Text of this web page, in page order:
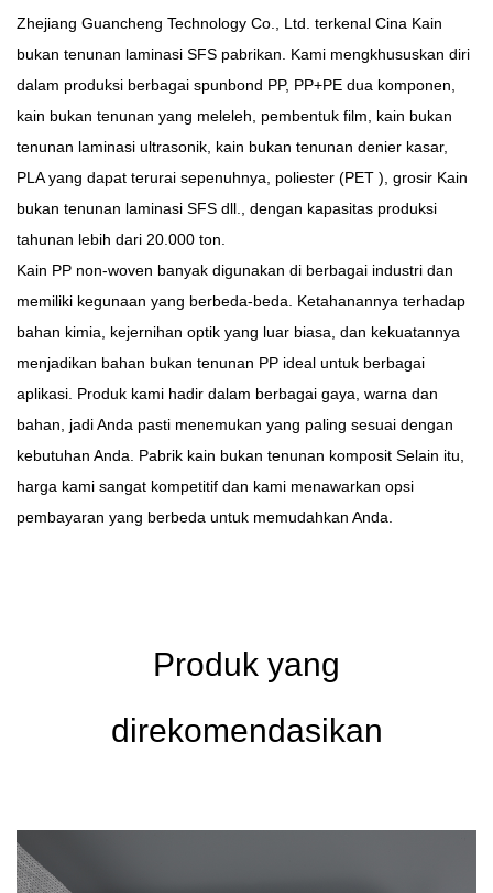
Zhejiang Guancheng Technology Co., Ltd. terkenal Cina Kain
bukan tenunan laminasi SFS pabrikan. Kami mengkhususkan diri
dalam produksi berbagai spunbond PP, PP+PE dua komponen,
kain bukan tenunan yang meleleh, pembentuk film, kain bukan
tenunan laminasi ultrasonik, kain bukan tenunan denier kasar,
PLA yang dapat terurai sepenuhnya, poliester (PET ), grosir Kain
bukan tenunan laminasi SFS dll., dengan kapasitas produksi
tahunan lebih dari 20.000 ton.
Kain PP non-woven banyak digunakan di berbagai industri dan
memiliki kegunaan yang berbeda-beda. Ketahanannya terhadap
bahan kimia, kejernihan optik yang luar biasa, dan kekuatannya
menjadikan bahan bukan tenunan PP ideal untuk berbagai
aplikasi. Produk kami hadir dalam berbagai gaya, warna dan
bahan, jadi Anda pasti menemukan yang paling sesuai dengan
kebutuhan Anda. Pabrik kain bukan tenunan komposit Selain itu,
harga kami sangat kompetitif dan kami menawarkan opsi
pembayaran yang berbeda untuk memudahkan Anda.
Produk yang
direkomendasikan